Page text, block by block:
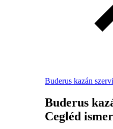
Buderus kazán
Buderus
Cegléd